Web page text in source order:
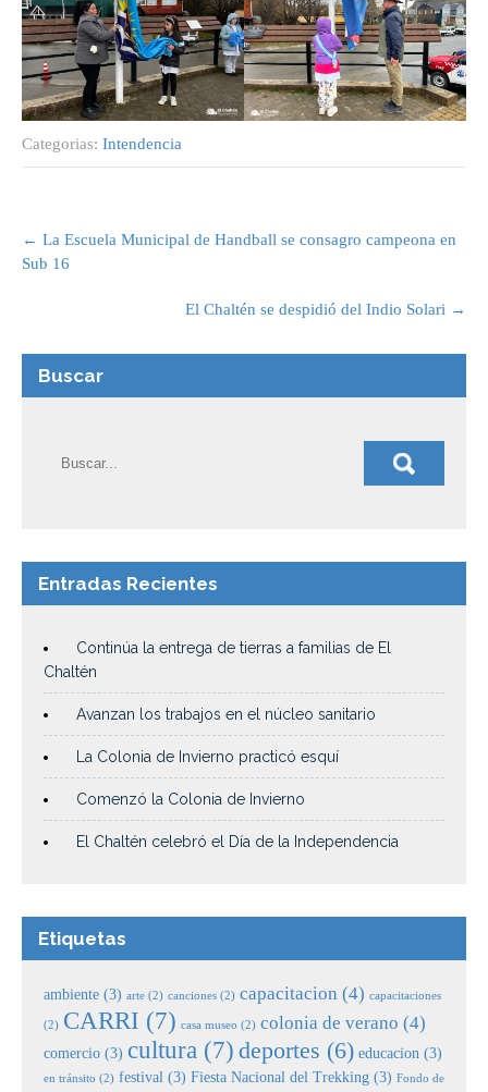
Categorias: Intendencia
navigation
← La Escuela Municipal de Handball se consagro campeona en
Sub 16
El Chaltén se despidió del Indio Solari →
Buscar
Entradas Recientes
Continúa la entrega de tierras a familias de El
Chaltén
Avanzan los trabajos en el núcleo sanitario
La Colonia de Invierno practicó esquí
Comenzó la Colonia de Invierno
El Chaltén celebró el Día de la Independencia
Etiquetas
ambiente (3) arte (2) canciones (2) capacitacion (4) capacitaciones
(2) CARRI (7) casa museo (2) colonia de verano (4)
comercio (3) cultura (7) deportes (6) educacion (3)
en tránsito (2) festival (3) Fiesta Nacional del Trekking (3) Fondo de